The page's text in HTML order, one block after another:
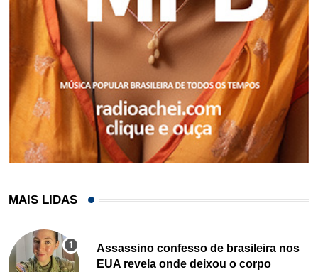
MAIS LIDAS
Assassino confesso de brasileira nos
EUA revela onde deixou o corpo